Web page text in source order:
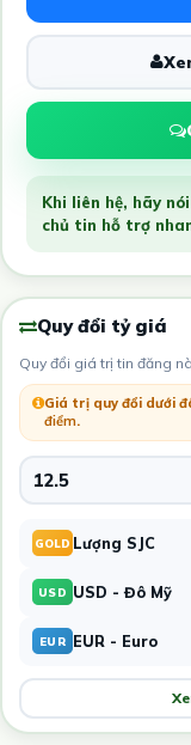
Khi liên hệ, hãy
chủ tin hỗ trợ
Quy đổi tỷ giá
Quy đổi giá trị tin đăng
Giá trị quy đổi dưới
điểm.
GOLD Lượng SJC
USD USD - Đô Mỹ
EUR EUR - Euro